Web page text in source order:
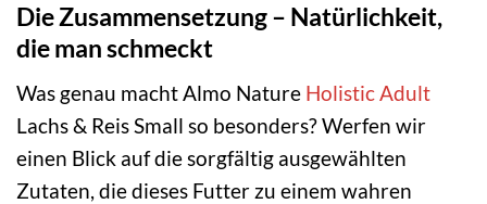
Die Zusammensetzung – Natürlichkeit,
die man schmeckt
Was genau macht Almo Nature Holistic Adult
Lachs & Reis Small so besonders? Werfen wir
einen Blick auf die sorgfältig ausgewählten
Zutaten, die dieses Futter zu einem wahren